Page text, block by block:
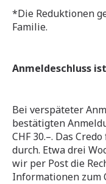
*Die Reduktionen
Familie.
Anmeldeschluss
Bei verspäteter
bestätigten
CHF 30.–. Das
durch. Etwa drei
wir per Post die
Informationen zum